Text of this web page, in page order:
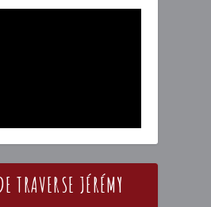
TRAVERSE JÉRÉMY